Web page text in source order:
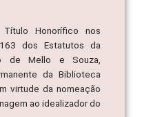
Honorífico nos
dos Estatutos da
de Mello e Souza,
da Biblioteca
virtude da nomeação
ao idealizador do